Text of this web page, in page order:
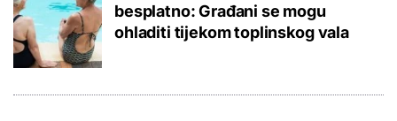
besplatno: Građani se mogu
ohladiti tijekom toplinskog vala